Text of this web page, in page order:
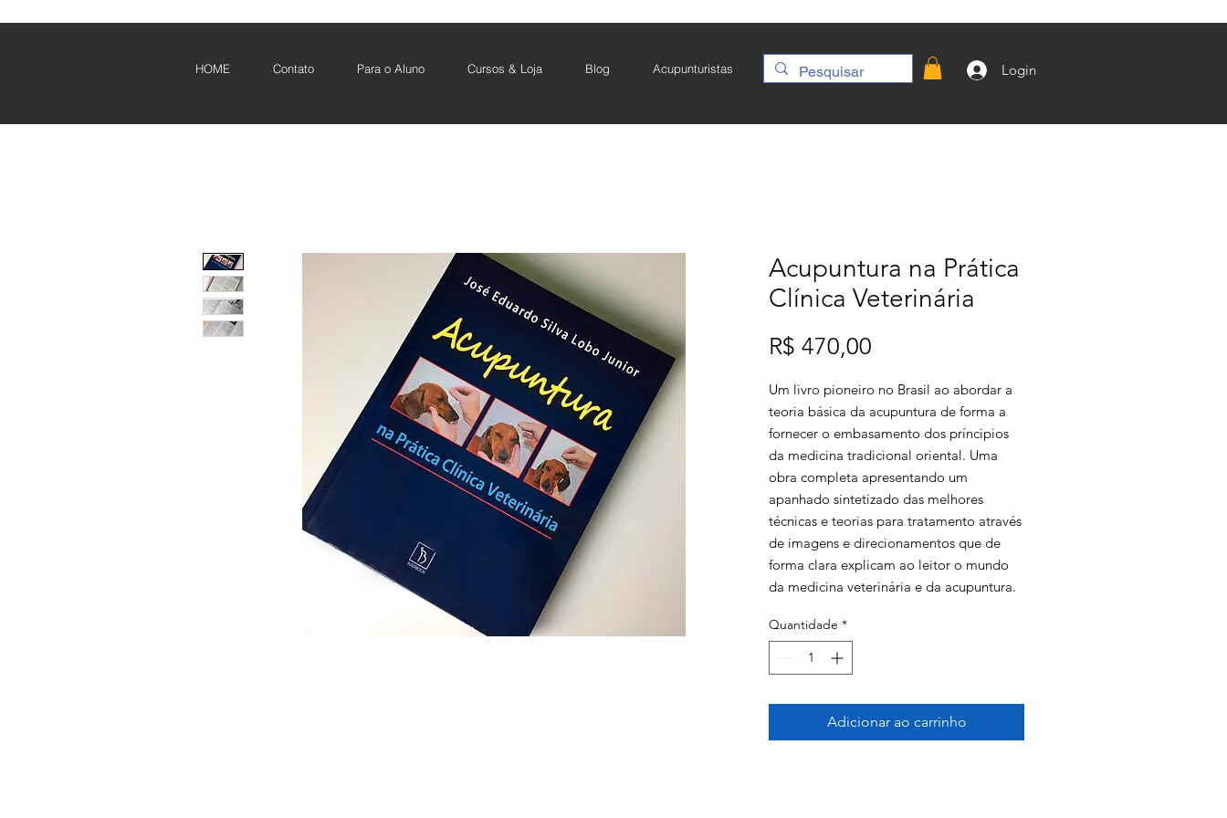
HOME Contato Para o Aluno Cursos & Loja Blog Acupunturistas Login
Acupuntura na Prática
Clínica Veterinária
R$ 470,00
Um livro pioneiro no Brasil ao abordar a
teoria básica da acupuntura de forma a
fornecer o embasamento dos príncipios
da medicina tradicional oriental. Uma
obra completa apresentando um
apanhado sintetizado das melhores
técnicas e teorias para tratamento através
de imagens e direcionamentos que de
forma clara explicam ao leitor o mundo
da medicina veterinária e da acupuntura.
O médico veterinário Eduardo Lobo
concebe essa obra com o objetivo de
desenvolver um meio que sirva de apoio
mãos a experiência de anos de carreira
com casos reais para consulta. Isso aliado
Quantidade *
Adicionar ao carrinho